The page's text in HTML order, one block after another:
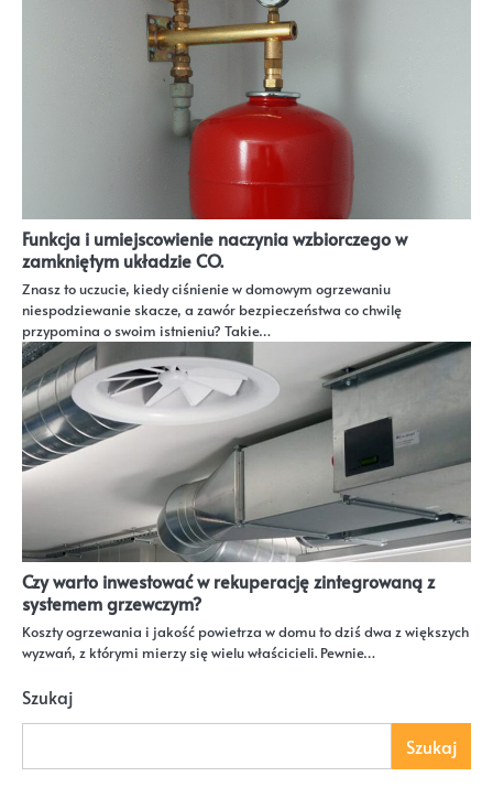
Funkcja i umiejscowienie naczynia wzbiorczego w
zamkniętym układzie CO.
Znasz to uczucie, kiedy ciśnienie w domowym ogrzewaniu
niespodziewanie skacze, a zawór bezpieczeństwa co chwilę
przypomina o swoim istnieniu? Takie…
Czy warto inwestować w rekuperację zintegrowaną z
systemem grzewczym?
Koszty ogrzewania i jakość powietrza w domu to dziś dwa z większych
wyzwań, z którymi mierzy się wielu właścicieli. Pewnie…
Szukaj
Szukaj